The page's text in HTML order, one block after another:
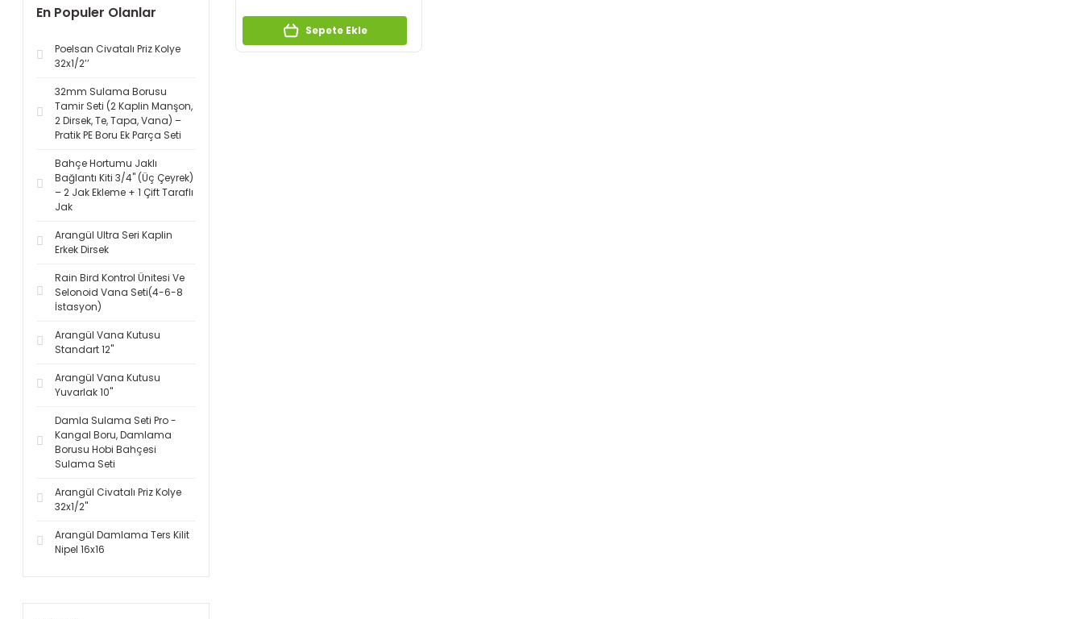
En Populer Olanlar
Poelsan Civatalı Priz Kolye
32x1/2’’
32mm Sulama Borusu
Tamir Seti (2 Kaplin Manşon,
2 Dirsek, Te, Tapa, Vana) –
Pratik PE Boru Ek Parça Seti
Bahçe Hortumu Jaklı
Bağlantı Kiti 3/4'' (Üç Çeyrek)
– 2 Jak Ekleme + 1 Çift Taraflı
Jak
Arangül Ultra Seri Kaplin
Erkek Dirsek
Rain Bird Kontrol Ünitesi Ve
Selonoid Vana Seti(4-6-8
İstasyon)
Arangül Vana Kutusu
Standart 12''
Arangül Vana Kutusu
Yuvarlak 10''
Damla Sulama Seti Pro -
Kangal Boru, Damlama
Borusu Hobi Bahçesi
Sulama Seti
Arangül Civatalı Priz Kolye
32x1/2''
Arangül Damlama Ters Kilit
Nipel 16x16
Sepete Ekle